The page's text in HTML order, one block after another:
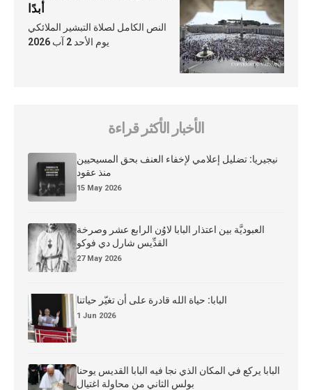
أبدًا
النص الكامل لصلاة التبشير الملائكي
يوم الأحد 2 آب 2026
الأخبار الأكثر قراءة
نيجيريا: تضليل إعلامي لإخفاء العنف بحق المسيحيين
منذ عقود
15 May 2026
العبوديَّة بين اعتذار البابا لاوُن الرابع عشر وصرخة
القدِّيس شارل دي فوكو
27 May 2026
البابا: حياة الله قادرة على أن تغيّر حياتنا
1 Jun 2026
البابا يركع في المكان الذي نجا فيه البابا القديس يوحنا
بولس الثاني من محاولة اغتيال